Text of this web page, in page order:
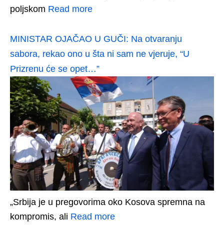
poljskom Read more
MINISTAR OJAČAO U GUČI: Na otvaranju
sabora, rekao ono u šta ni sam ne vjeruje, “U
Prizrenu će se opet…”
„Srbija je u pregovorima oko Kosova spremna na
kompromis, ali Read more